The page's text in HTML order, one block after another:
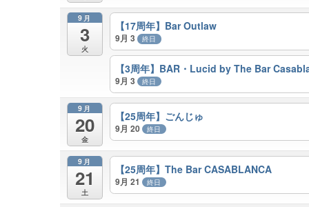
9月
3
火
【17周年】Bar Outlaw
9月 3 終日
【3周年】BAR・Lucid by The Bar
9月 3 終日
9月
20
金
【25周年】ごんじゅ
9月 20 終日
9月
21
土
【25周年】The Bar CASABLANCA
9月 21 終日